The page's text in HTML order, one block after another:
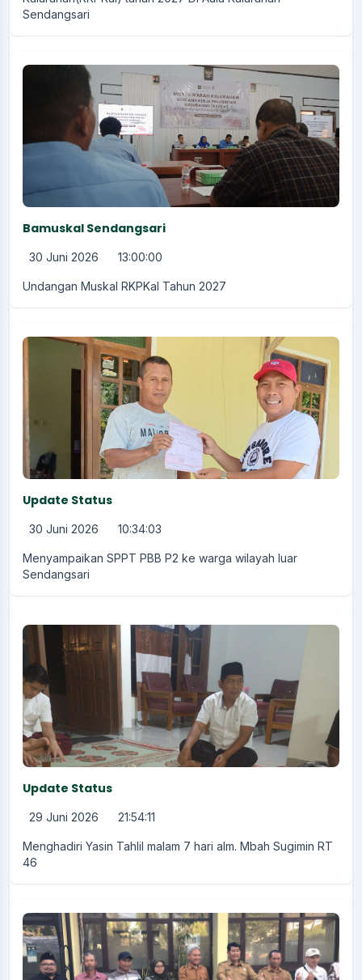
Sendangsari
Bamuskal Sendangsari
30 Juni 2026 13:00:00
Undangan Muskal RKPKal Tahun 2027
Update Status
30 Juni 2026 10:34:03
Menyampaikan SPPT PBB P2 ke warga wilayah luar
Sendangsari
Update Status
29 Juni 2026 21:54:11
Menghadiri Yasin Tahlil malam 7 hari alm. Mbah Sugimin RT
46